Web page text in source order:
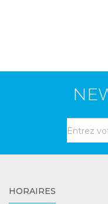
HORAIRES